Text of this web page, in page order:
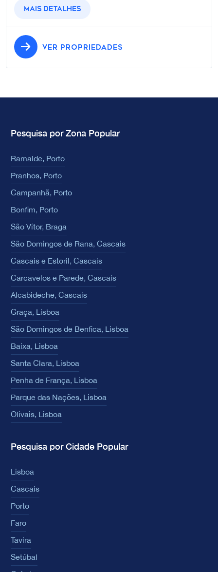
Mais detalhes
VER PROPRIEDADES
Pesquisa por Zona Popular
Ramalde, Porto
Pranhos, Porto
Campanhã, Porto
Bonfim, Porto
São Vítor, Braga
São Domingos de Rana, Cascais
Cascais e Estoril, Cascais
Carcavelos e Parede, Cascais
Alcabideche, Cascais
Graça, Lisboa
São Domingos de Benfica, Lisboa
Baixa, Lisboa
Santa Clara, Lisboa
Penha de França, Lisboa
Parque das Nações, Lisboa
Olivais, Lisboa
Pesquisa por Cidade Popular
Lisboa
Cascais
Porto
Faro
Tavira
Setúbal